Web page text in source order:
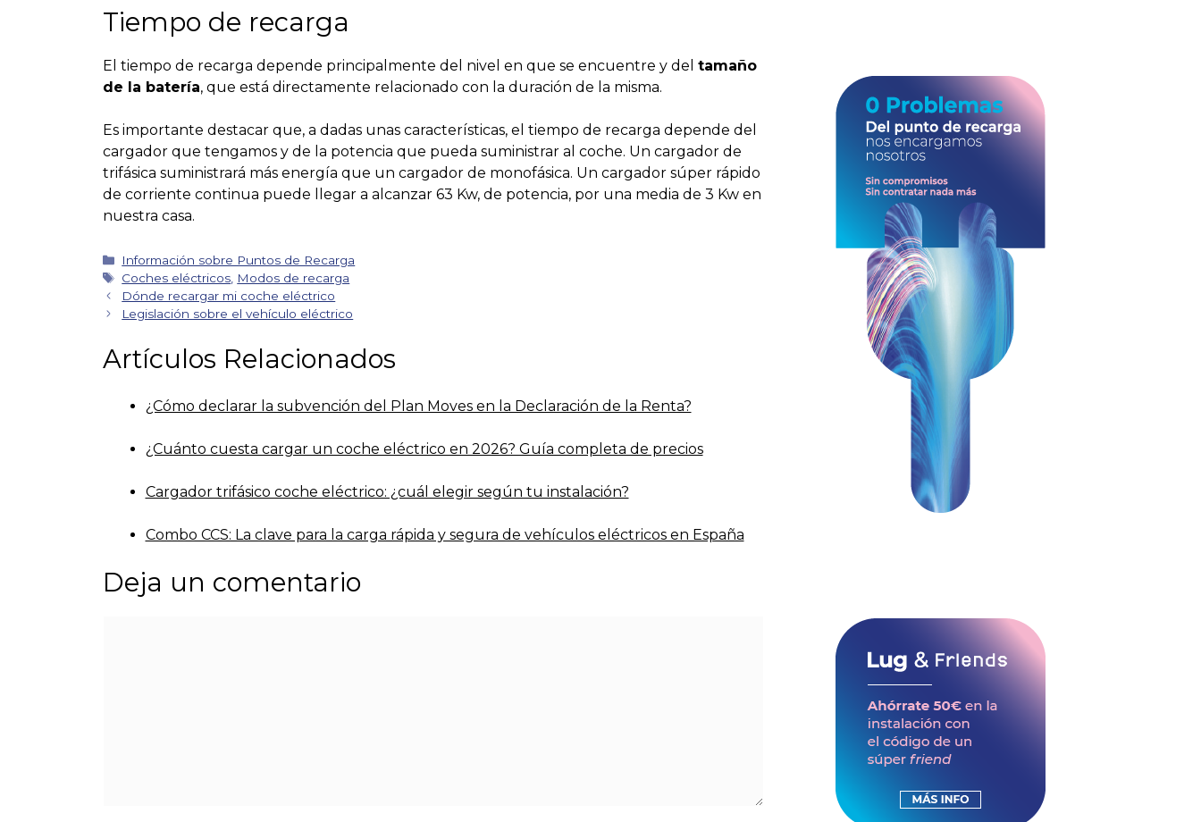
Tiempo de recarga
El tiempo de recarga depende principalmente del nivel en que se encuentre y del tamaño
de la batería, que está directamente relacionado con la duración de la misma.
Es importante destacar que, a dadas unas características, el tiempo de recarga depende del
cargador que tengamos y de la potencia que pueda suministrar al coche. Un cargador de
trifásica suministrará más energía que un cargador de monofásica. Un cargador súper rápido
de corriente continua puede llegar a alcanzar 63 Kw, de potencia, por una media de 3 Kw en
nuestra casa.
Categorías
Información sobre Puntos de Recarga
Etiquetas
Coches eléctricos Modos de recarga
Navegación
de
Dónde recargar mi coche eléctrico
Legislación sobre el vehículo eléctrico
Artículos Relacionados
¿Cómo declarar la subvención del Plan Moves en la Declaración de la Renta?
¿Cuánto cuesta cargar un coche eléctrico en 2026? Guía completa de precios
Cargador trifásico coche eléctrico: ¿cuál elegir según tu instalación?
Combo CCS: La clave para la carga rápida y segura de vehículos eléctricos en España
Deja un comentario